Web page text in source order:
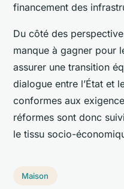
financement des
Du côté des
manque à gagner pour
assurer une transition
dialogue entre l’État et
conformes aux
réformes sont donc
le tissu socio-
Maison